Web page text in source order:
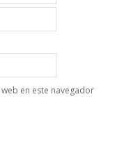
en este navegador